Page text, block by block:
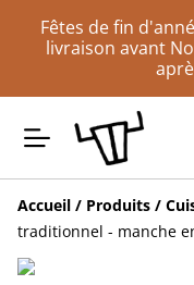
Fêtes de fin
livraison avant
Accueil / Produits /
traditionnel - manche